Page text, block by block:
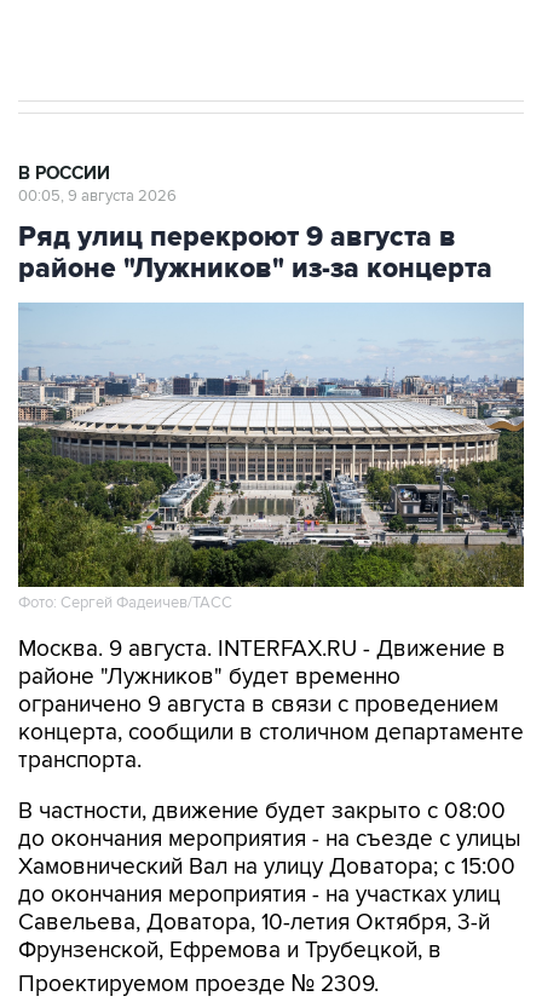
В РОССИИ
00:05, 9 августа 2026
Ряд улиц перекроют 9 августа в
районе "Лужников" из-за концерта
Фото: Сергей Фадеичев/ТАСС
Москва. 9 августа. INTERFAX.RU - Движение в
районе "Лужников" будет временно
ограничено 9 августа в связи с проведением
концерта, сообщили в столичном департаменте
транспорта.
В частности, движение будет закрыто с 08:00
до окончания мероприятия - на съезде с улицы
Хамовнический Вал на улицу Доватора; с 15:00
до окончания мероприятия - на участках улиц
Савельева, Доватора, 10-летия Октября, 3-й
Фрунзенской, Ефремова и Трубецкой, в
Проектируемом проезде № 2309.